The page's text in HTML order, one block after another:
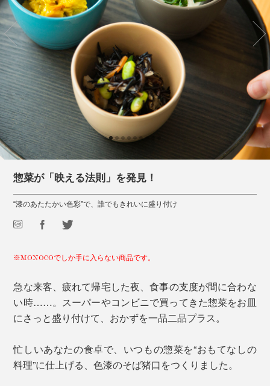
惣菜が「映える法則」を発見！
“漆のあたたかい色彩”で、誰でもきれいに盛り付け
※MONOCOでしか手に入らない商品です。
急な来客、疲れて帰宅した夜、食事の支度が間に合わな
い時……。スーパーやコンビニで買ってきた惣菜をお皿
にさっと盛り付けて、おかずを一品二品プラス。
忙しいあなたの食卓で、いつもの惣菜を“おもてなしの
料理”に仕上げる、色漆のそば猪口をつくりました。